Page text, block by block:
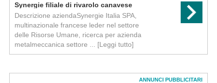
Synergie filiale di rivarolo canavese
Descrizione aziendaSynergie Italia SPA,
multinazionale francese leder nel settore
delle Risorse Umane, ricerca per azienda
metalmeccanica settore ... [Leggi tutto]
ANNUNCI PUBBLICITARI